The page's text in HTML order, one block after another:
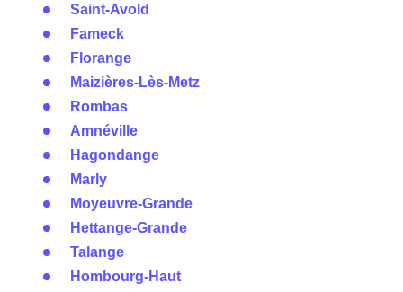
Saint-Avold
Fameck
Florange
Maizières-Lès-Metz
Rombas
Amnéville
Hagondange
Marly
Moyeuvre-Grande
Hettange-Grande
Talange
Hombourg-Haut